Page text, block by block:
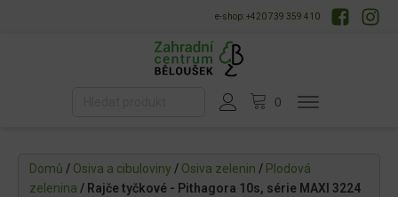
e-shop: +420 739 359 410
Domů / Osiva a cibuloviny / Osiva zelenin / Plodová
zelenina / Rajče tyčkové - Pithagora 10s, série MAXI 3224